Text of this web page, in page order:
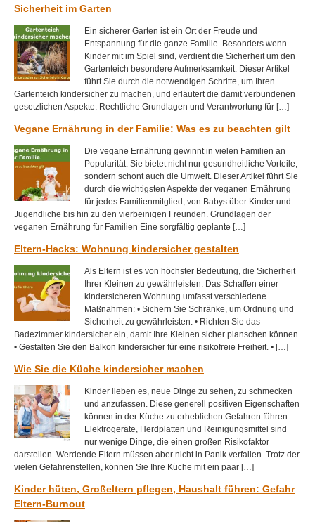
Sicherheit im Garten
Ein sicherer Garten ist ein Ort der Freude und
Entspannung für die ganze Familie. Besonders wenn
Kinder mit im Spiel sind, verdient die Sicherheit um den
Gartenteich besondere Aufmerksamkeit. Dieser Artikel
führt Sie durch die notwendigen Schritte, um Ihren
Gartenteich kindersicher zu machen, und erläutert die damit verbundenen
gesetzlichen Aspekte. Rechtliche Grundlagen und Verantwortung für […]
Vegane Ernährung in der Familie: Was es zu beachten gilt
Die vegane Ernährung gewinnt in vielen Familien an
Popularität. Sie bietet nicht nur gesundheitliche Vorteile,
sondern schont auch die Umwelt. Dieser Artikel führt Sie
durch die wichtigsten Aspekte der veganen Ernährung
für jedes Familienmitglied, von Babys über Kinder und
Jugendliche bis hin zu den vierbeinigen Freunden. Grundlagen der
veganen Ernährung für Familien Eine sorgfältig geplante […]
Eltern-Hacks: Wohnung kindersicher gestalten
Als Eltern ist es von höchster Bedeutung, die Sicherheit
Ihrer Kleinen zu gewährleisten. Das Schaffen einer
kindersicheren Wohnung umfasst verschiedene
Maßnahmen: • Sichern Sie Schränke, um Ordnung und
Sicherheit zu gewährleisten. • Richten Sie das
Badezimmer kindersicher ein, damit Ihre Kleinen sicher planschen können.
• Gestalten Sie den Balkon kindersicher für eine risikofreie Freiheit. • […]
Wie Sie die Küche kindersicher machen
Kinder lieben es, neue Dinge zu sehen, zu schmecken
und anzufassen. Diese generell positiven Eigenschaften
können in der Küche zu erheblichen Gefahren führen.
Elektrogeräte, Herdplatten und Reinigungsmittel sind
nur wenige Dinge, die einen großen Risikofaktor
darstellen. Werdende Eltern müssen aber nicht in Panik verfallen. Trotz der
vielen Gefahrenstellen, können Sie Ihre Küche mit ein paar […]
Kinder hüten, Großeltern pflegen, Haushalt führen: Gefahr
Eltern-Burnout